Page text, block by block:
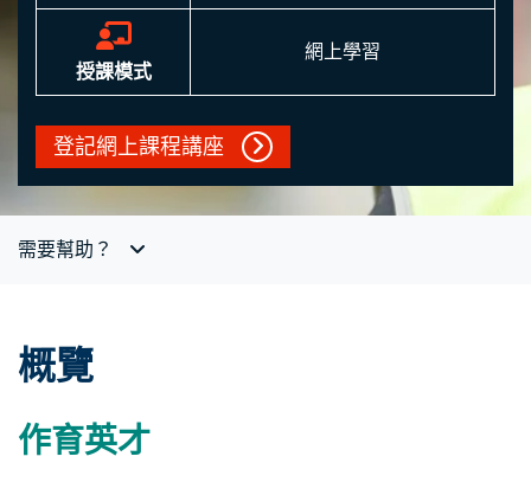
授課模式
網上學習
登記網上課程講座
需要幫助？
概覽
作育英才